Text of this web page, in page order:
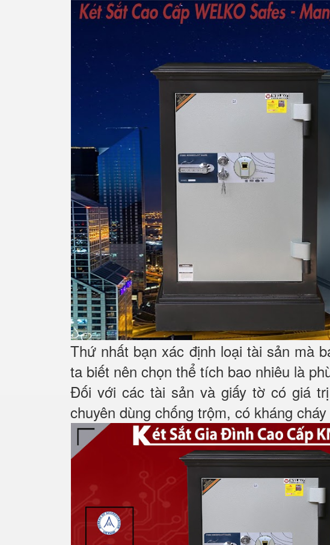
Thứ nhất bạn xác định loại tài sản mà
ta biết nên chọn thể tích bao nhiêu là
Đối với các tài sản và giấy tờ có giá
chuyên dùng chống trộm, có kháng